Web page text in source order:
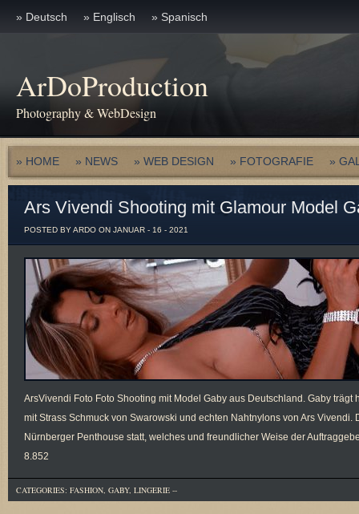
» Deutsch » Englisch » Spanisch
ArDoProduction
Photography & WebDesign
» HOME » NEWS » WEB DESIGN » FOTOGRAFIE »
Ars Vivendi Shooting mit Glamour Model
POSTED BY ARDO ON JANUAR - 16 - 2021
ArsVivendi Foto Foto Shooting mit Model Gaby aus Deutschland. Gaby
mit Strass Schmuck von Swarowski und echten Nahtnylons von Ars
Nürnberger Penthouse statt, welches und freundlicher Weise der
8.852
CATEGORIES: FASHION, GABY, LINGERIE --